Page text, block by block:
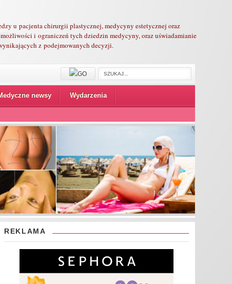
u pacjenta chirurgii plastycznej, medycyny estetycznej oraz
i ograniczeń tych dziedzin medycyny, oraz uświadamianie
z podejmowanych decyzji.
newsy Wydarzenia
REKLAMA